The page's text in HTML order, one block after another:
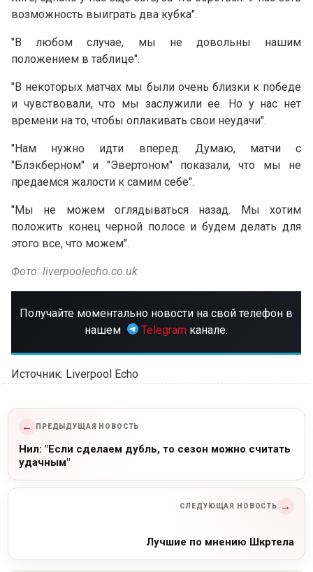
возможность выиграть два кубка".
"В любом случае, мы не довольны нашим
положением в таблице".
"В некоторых матчах мы были очень близки к победе
и чувствовали, что мы заслужили ее. Но у нас нет
времени на то, чтобы оплакивать свои неудачи".
"Нам нужно идти вперед. Думаю, матчи с
"Блэкберном" и "Эвертоном" показали, что мы не
предаемся жалости к самим себе".
"Мы не можем оглядываться назад. Мы хотим
положить конец черной полосе и будем делать для
этого все, что можем".
Фото: liverpoolecho.co.uk
Получайте моментально новости на свой телефон в
нашем
Telegram канале.
Источник: Liverpool Echo
← ПРЕДЫДУЩАЯ НОВОСТЬ
Нил: "Если сделаем дубль, то сезон можно считать
удачным"
СЛЕДУЮЩАЯ НОВОСТЬ →
Лучшие по мнению Шкртела